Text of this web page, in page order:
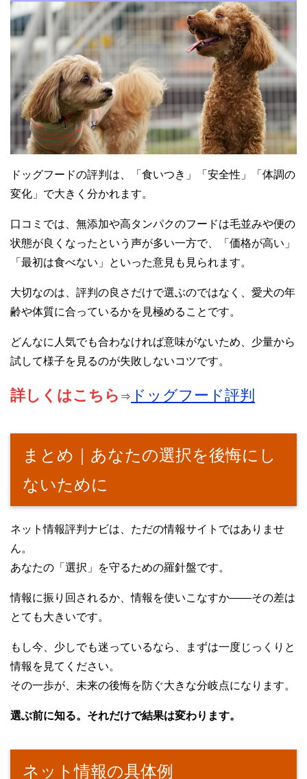
ドッグフードの評判は、「食いつき」「安全性」「体調の
変化」で大きく分かれます。
口コミでは、無添加や高タンパクのフードは毛並みや便の
状態が良くなったという声が多い一方で、「価格が高い」
「最初は食べない」といった意見も見られます。
大切なのは、評判の良さだけで選ぶのではなく、愛犬の年
齢や体質に合っているかを見極めることです。
どんなに人気でも合わなければ意味がないため、少量から
試して様子を見るのが失敗しないコツです。
詳しくはこちら ⇒ ドッグフード評判
まとめ｜あなたの選択を後悔にし
ないために
ネット情報評判ナビは、ただの情報サイトではありませ
ん。
あなたの「選択」を守るための羅針盤です。
情報に振り回されるか、情報を使いこなすか――その差は
とても大きいです。
もし今、少しでも迷っているなら、まずは一度じっくりと
情報を見てください。
その一歩が、未来の後悔を防ぐ大きな分岐点になります。
選ぶ前に知る。それだけで結果は変わります。
ネット情報の具体例